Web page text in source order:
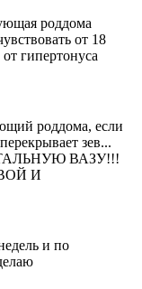
роддома
от 18
гипертонуса
роддома, если
зев...
ВАЗУ!!!
И
и по